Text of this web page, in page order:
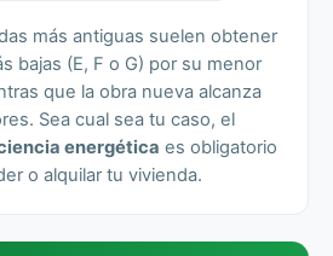
más antiguas suelen obtener
bajas (E, F o G) por su menor
que la obra nueva alcanza
Sea cual sea tu caso, el
energética es obligatorio
o alquilar tu vivienda.